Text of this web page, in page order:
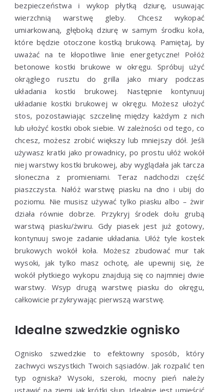
bezpieczeństwa i wykop płytką dziurę, usuwając
wierzchnią warstwę gleby. Chcesz wykopać
umiarkowaną, głęboką dziurę w samym środku koła,
które będzie otoczone kostką brukową. Pamiętaj, by
uważać na te kłopotliwe linie energetyczne! Połóż
betonowe kostki brukowe w okręgu. Spróbuj użyć
okrągłego rusztu do grilla jako miary podczas
układania kostki brukowej. Następnie kontynuuj
układanie kostki brukowej w okręgu. Możesz ułożyć
stos, pozostawiając szczelinę między każdym z nich
lub ułożyć kostki obok siebie. W zależności od tego, co
chcesz, możesz zrobić większy lub mniejszy dół. Jeśli
używasz kratki jako prowadnicy, po prostu ułóż wokół
niej warstwy kostki brukowej, aby wyglądała jak tarcza
słoneczna z promieniami. Teraz nadchodzi część
piaszczysta. Nałóż warstwę piasku na dno i ubij do
poziomu. Nie musisz używać tylko piasku albo – żwir
działa równie dobrze. Przykryj środek dołu grubą
warstwą piasku/żwiru. Gdy piasek jest już gotowy,
kontynuuj swoje zadanie układania. Ułóż tyle kostek
brukowych wokół koła. Możesz zbudować mur tak
wysoki, jak tylko masz ochotę, ale upewnij się, że
wokół płytkiego wykopu znajdują się co najmniej dwie
warstwy. Wsyp drugą warstwę piasku do okręgu,
całkowicie przykrywając pierwszą warstwę.
Idealne szwedzkie ognisko
Ognisko szwedzkie to efektowny sposób, który
zachwyci wszystkich Twoich sąsiadów. Jak rozpalić ten
typ ogniska? Wysoki, szeroki, mocny pień należy